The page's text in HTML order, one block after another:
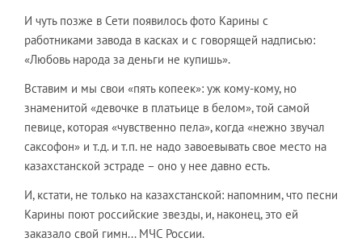
И чуть позже в Сети появилось фото Карины с
работниками завода в касках и с говорящей надписью:
«Любовь народа за деньги не купишь».
Вставим и мы свои «пять копеек»: уж кому-кому, но
знаменитой «девочке в платьице в белом», той самой
певице, которая «чувственно пела», когда «нежно звучал
саксофон» и т.д. и т.п. не надо завоевывать свое место на
казахстанской эстраде – оно у нее давно есть.
И, кстати, не только на казахстанской: напомним, что песни
Карины поют российские звезды, и, наконец, это ей
заказало свой гимн... МЧС России.